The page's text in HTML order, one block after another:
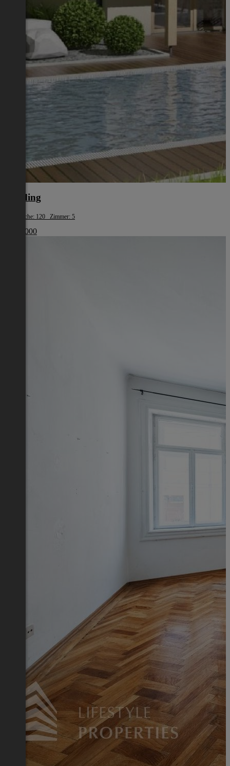
Eferding
Wohnfläche: 120 Zimmer: 5
€ 387 000